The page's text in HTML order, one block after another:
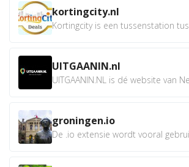
kortingcity.nl
UITGAANIN.nl
groningen.io